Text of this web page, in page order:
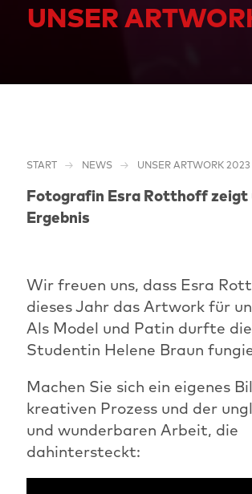
UNSER
START NEWS UNSER ARTWORK 2023
Fotografin Esra Rotthoff zeigt
Ergebnis
Wir freuen uns, dass Esra
dieses Jahr das Artwork für
Als Model und Patin durfte
Studentin Helene Braun
Machen Sie sich ein eigenes
kreativen Prozess und der
und wunderbaren Arbeit, die
dahintersteckt: